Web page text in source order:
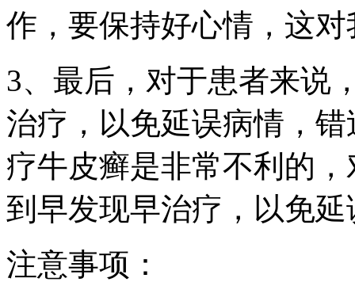
作，要保持好心情，这
3、最后，对于患者来说
治疗，以免延误病情，
疗牛皮癣是非常不利的
到早发现早治疗，以免
注意事项：